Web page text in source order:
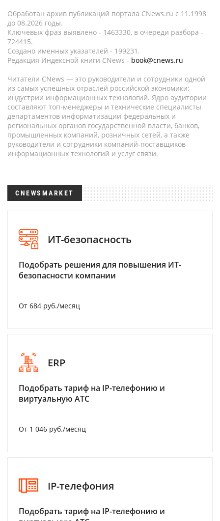
Обработан архив публикаций портала CNews.ru c 11.1998
до 08.2026 годы.
Ключевых фраз выявлено - 1463330, в очереди разбора -
724415.
Создано именных указателей - 199231.
Редакция Индексной книги CNews - book@cnews.ru
Читатели CNews — это руководители и сотрудники одной
из самых успешных отраслей российской экономики:
индустрии информационных технологий. Ядро аудитории
составляют топ-менеджеры и технические специалисты
департаментов информатизации федеральных и
региональных органов государственной власти, банков,
промышленных компаний, розничных сетей, а также
руководители и сотрудники компаний-поставщиков
информационных технологий и услуг связи.
CNEWSMARKET
ИТ-безопасность
Подобрать решения для повышения ИТ-
безопасности компании
От 684 руб./месяц
ERP
Подобрать тариф на IP-телефонию и
виртуальную АТС
От 1 046 руб./месяц
IP-телефония
Подобрать тариф на IP-телефонию и